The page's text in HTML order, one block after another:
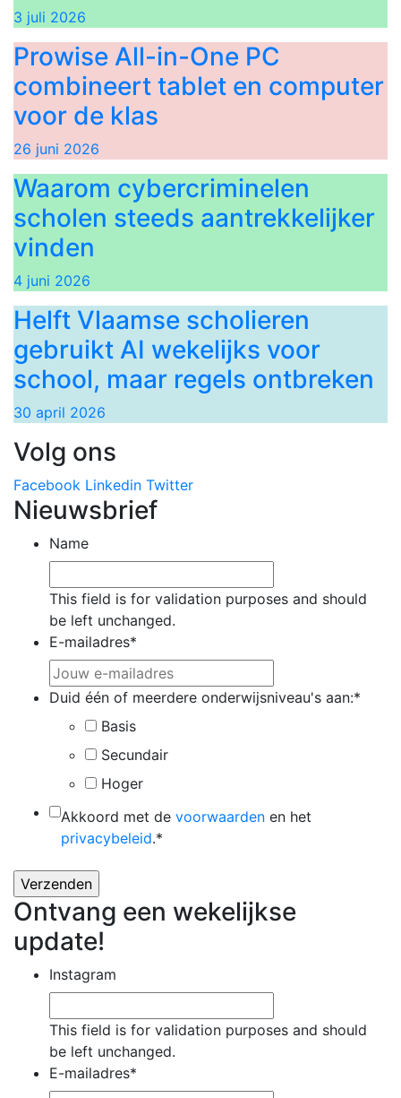
3 juli 2026
Prowise All-in-One PC
combineert tablet en computer
voor de klas
26 juni 2026
Waarom cybercriminelen
scholen steeds aantrekkelijker
vinden
4 juni 2026
Helft Vlaamse scholieren
gebruikt AI wekelijks voor
school, maar regels ontbreken
30 april 2026
Volg ons
Facebook Linkedin Twitter
Nieuwsbrief
Name
This field is for validation purposes and should
be left unchanged.
E-mailadres*
Duid één of meerdere onderwijsniveau's aan:*
Basis
Secundair
Hoger
* Akkoord met de voorwaarden en het
privacybeleid.*
Ontvang een wekelijkse
update!
Instagram
This field is for validation purposes and should
be left unchanged.
E-mailadres*